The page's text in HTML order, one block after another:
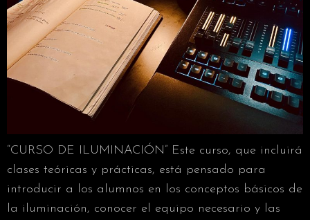
“CURSO DE ILUMINACIÓN” Este curso, que incluirá
clases teóricas y prácticas, está pensado para
introducir a los alumnos en los conceptos básicos de
la iluminación, conocer el equipo necesario y las